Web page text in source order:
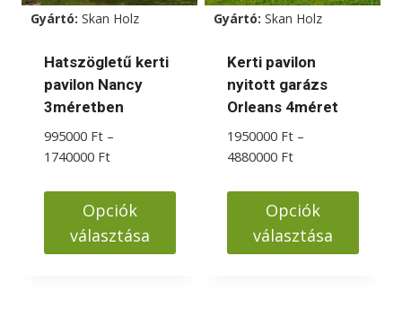
Gyártó: Skan Holz
Hatszögletű kerti
pavilon Nancy
3méretben
995000 Ft –
1740000 FtÁrtartomány:
-
1740000 Ft
Opciók
választása
Gyártó: Skan Holz
Kerti pavilon
nyitott garázs
Orleans 4méret
1950000 Ft –
4880000 FtÁrtartomány:
-
4880000 Ft
Opciók
választása